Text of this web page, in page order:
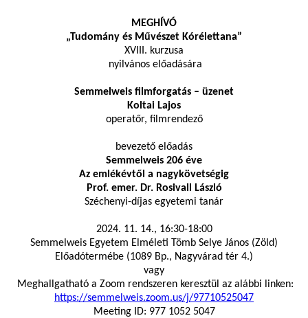
MEGHÍVÓ
„Tudomány és Művészet Kórélettana”
XVIII. kurzusa
nyilvános előadására
Semmelweis filmforgatás – üzenet
Koltai Lajos
operatőr, filmrendező
bevezető előadás
Semmelweis 206 éve
Az emlékévtől a nagykövetségig
Prof. emer. Dr. Rosivall László
Széchenyi-díjas egyetemi tanár
2024. 11. 14., 16:30-18:00
Semmelweis Egyetem Elméleti Tömb Selye János (Zöld)
Előadótermébe (1089 Bp., Nagyvárad tér 4.)
vagy
Meghallgatható a Zoom rendszeren keresztül az alábbi linken:
https://semmelweis.zoom.us/j/97710525047
Meeting ID: 977 1052 5047